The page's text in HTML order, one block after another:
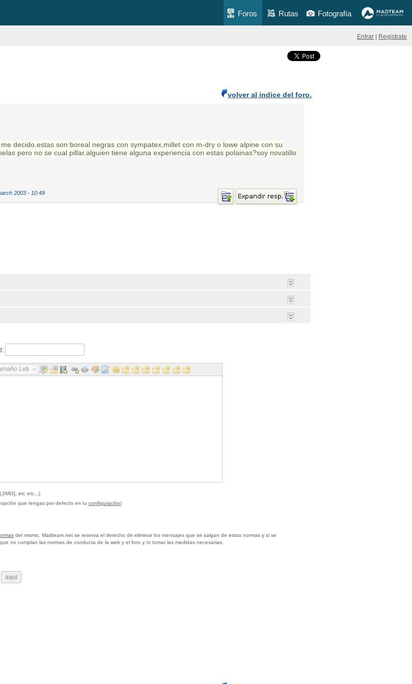
Foros Rutas Fotografía
Entrar Registrate
volver al indice del foro.
decido.estas son:boreal negras con sympatex,millet con m-dry o lowe alpine con su
pero no se cual pillar.alguien tiene alguna experiencia con estas polainas?soy novatillo
2003 - 10:49
Letra...
etc etc...)
que tengas por defecto en tu configuración)
del mismo, Madteam.net se reserva el derecho de eliminar los mensajes que se salgan de estas normas y si se
no cumplan las normas de conducta de la web y el foro y /o tomar las medidas necesarias.
aqui